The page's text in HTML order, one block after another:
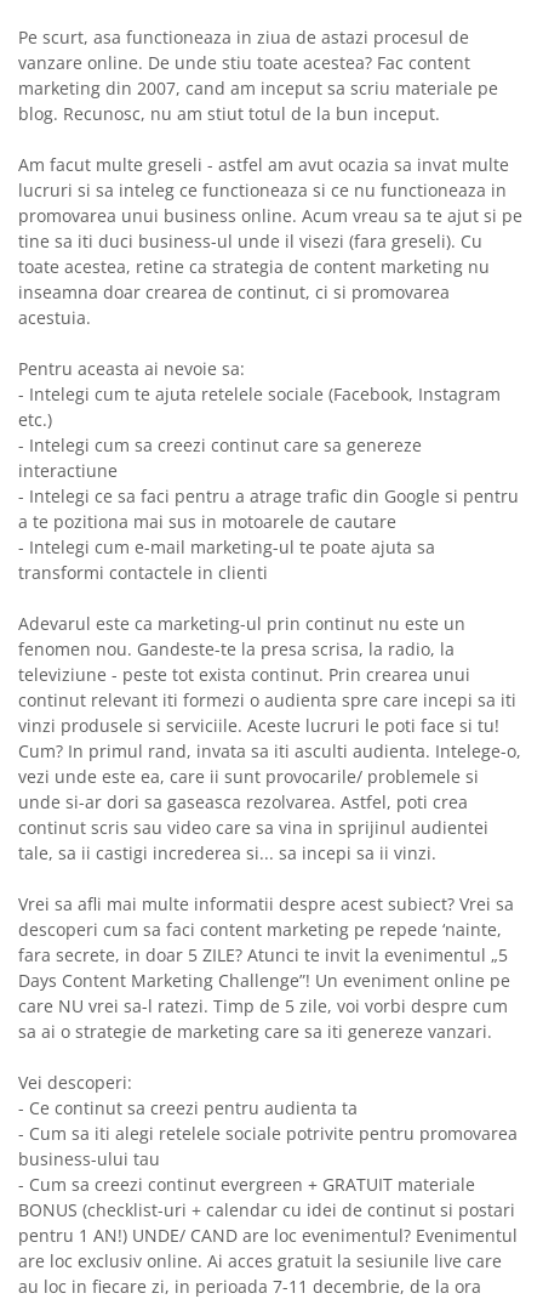
Pe scurt, asa functioneaza in ziua de astazi procesul de
vanzare online. De unde stiu toate acestea? Fac content
marketing din 2007, cand am inceput sa scriu materiale pe
blog. Recunosc, nu am stiut totul de la bun inceput.
Am facut multe greseli - astfel am avut ocazia sa invat multe
lucruri si sa inteleg ce functioneaza si ce nu functioneaza in
promovarea unui business online. Acum vreau sa te ajut si pe
tine sa iti duci business-ul unde il visezi (fara greseli). Cu
toate acestea, retine ca strategia de content marketing nu
inseamna doar crearea de continut, ci si promovarea
acestuia.
Pentru aceasta ai nevoie sa:
- Intelegi cum te ajuta retelele sociale (Facebook, Instagram
etc.)
- Intelegi cum sa creezi continut care sa genereze
interactiune
- Intelegi ce sa faci pentru a atrage trafic din Google si pentru
a te pozitiona mai sus in motoarele de cautare
- Intelegi cum e-mail marketing-ul te poate ajuta sa
transformi contactele in clienti
Adevarul este ca marketing-ul prin continut nu este un
fenomen nou. Gandeste-te la presa scrisa, la radio, la
televiziune - peste tot exista continut. Prin crearea unui
continut relevant iti formezi o audienta spre care incepi sa iti
vinzi produsele si serviciile. Aceste lucruri le poti face si tu!
Cum? In primul rand, invata sa iti asculti audienta. Intelege-o,
vezi unde este ea, care ii sunt provocarile/ problemele si
unde si-ar dori sa gaseasca rezolvarea. Astfel, poti crea
continut scris sau video care sa vina in sprijinul audientei
tale, sa ii castigi increderea si... sa incepi sa ii vinzi.
Vrei sa afli mai multe informatii despre acest subiect? Vrei sa
descoperi cum sa faci content marketing pe repede ‘nainte,
fara secrete, in doar 5 ZILE? Atunci te invit la evenimentul „5
Days Content Marketing Challenge”! Un eveniment online pe
care NU vrei sa-l ratezi. Timp de 5 zile, voi vorbi despre cum
sa ai o strategie de marketing care sa iti genereze vanzari.
Vei descoperi:
- Ce continut sa creezi pentru audienta ta
- Cum sa iti alegi retelele sociale potrivite pentru promovarea
business-ului tau
- Cum sa creezi continut evergreen + GRATUIT materiale
BONUS (checklist-uri + calendar cu idei de continut si postari
pentru 1 AN!) UNDE/ CAND are loc evenimentul? Evenimentul
are loc exclusiv online. Ai acces gratuit la sesiunile live care
au loc in fiecare zi, in perioada 7-11 decembrie, de la ora